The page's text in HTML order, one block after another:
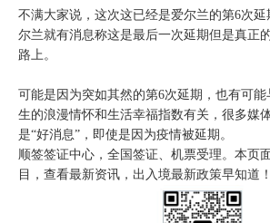
不满大家说，这次这已经是爱尔兰的第6次
尔兰就有消息称这是最后一次延期但是真正
路上。
可能是因为突如其然的第6次延期，也有可
生的浪漫情怀和生活幸福指数有关，很多媒
是“好消息”，即使是因为疫情被延期。
顺签签证中心，全国签证、机票受理。本页
目，查看最新资讯，出入境最新政策早知道！